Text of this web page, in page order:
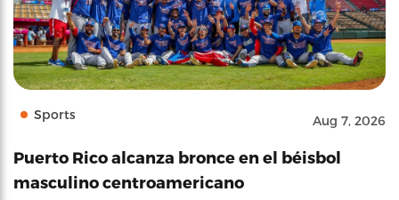
Sports Aug 7, 2026
Puerto Rico alcanza bronce en el béisbol
masculino centroamericano